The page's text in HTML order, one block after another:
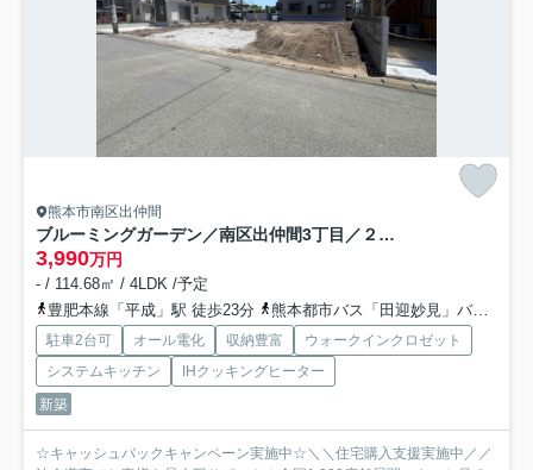
熊本市南区出仲間
ブルーミングガーデン／南区出仲間3丁目／２号棟
3,990万円
- / 114.68㎡ / 4LDK /予定
豊肥本線「平成」駅 徒歩23分
熊本都市バス「田迎妙見」バス停下車 徒歩5分
駐車2台可 オール電化 収納豊富
ウォークインクロゼット
システムキッチン
IHクッキングヒーター
新築
☆キャッシュバックキャンペーン実施中☆＼＼住宅購入支援実施中／／